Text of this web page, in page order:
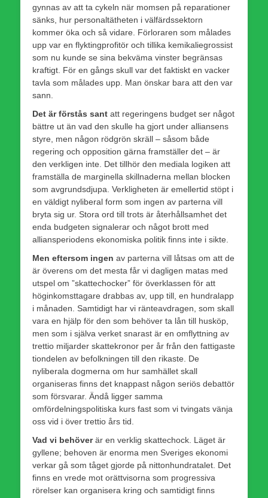
gynnas av att ta cykeln när momsen på reparationer
sänks, hur personal­tätheten i välfärds­sektorn
kommer öka och så vidare. Förloraren som målades
upp var en flyktingprofitör och tillika kemikaliegrossist
som nu kunde se sina bekväma vinster begränsas
kraftigt. För en gångs skull var det faktiskt en vacker
tavla som målades upp. Man önskar bara att den var
sann.
Det är förstås sant att regeringens budget ser något
bättre ut än vad den skulle ha gjort under alliansens
styre, men någon rödgrön skräll – såsom både
regering och opposition gärna framställer det – är
den verkligen inte. Det tillhör den mediala logiken att
framställa de marginella skillnaderna mellan blocken
som avgrundsdjupa. Verkligheten är emellertid stöpt i
en väldigt nyliberal form som ingen av parterna vill
bryta sig ur. Stora ord till trots är återhållsamhet det
enda budgeten signalerar och något brott med
alliansperiodens ekonomiska politik finns inte i sikte.
Men eftersom ingen av parterna vill låtsas om att de
är överens om det mesta får vi dagligen matas med
utspel om ”skattechocker” för överklassen för att
höginkomsttagare drabbas av, upp till, en hundralapp
i månaden. Samtidigt har vi ränteavdragen, som skall
vara en hjälp för den som behöver ta lån till husköp,
men som i själva verket snarast är en omflyttning av
trettio miljarder skattekronor per år från den fattigaste
tiondelen av befolkningen till den rikaste. De
nyliberala dogmerna om hur samhället skall
organiseras finns det knappast någon seriös debattör
som försvarar. Ändå ligger samma
omfördelningspolitiska kurs fast som vi tvingats vänja
oss vid i över trettio års tid.
Vad vi behöverär en verklig skattechock. Läget är
gyllene; behoven är enorma men Sveriges ekonomi
verkar gå som tåget gjorde på nittonhundra­talet. Det
finns en vrede mot orättvisorna som progressiva
rörelser kan organisera kring och samtidigt finns